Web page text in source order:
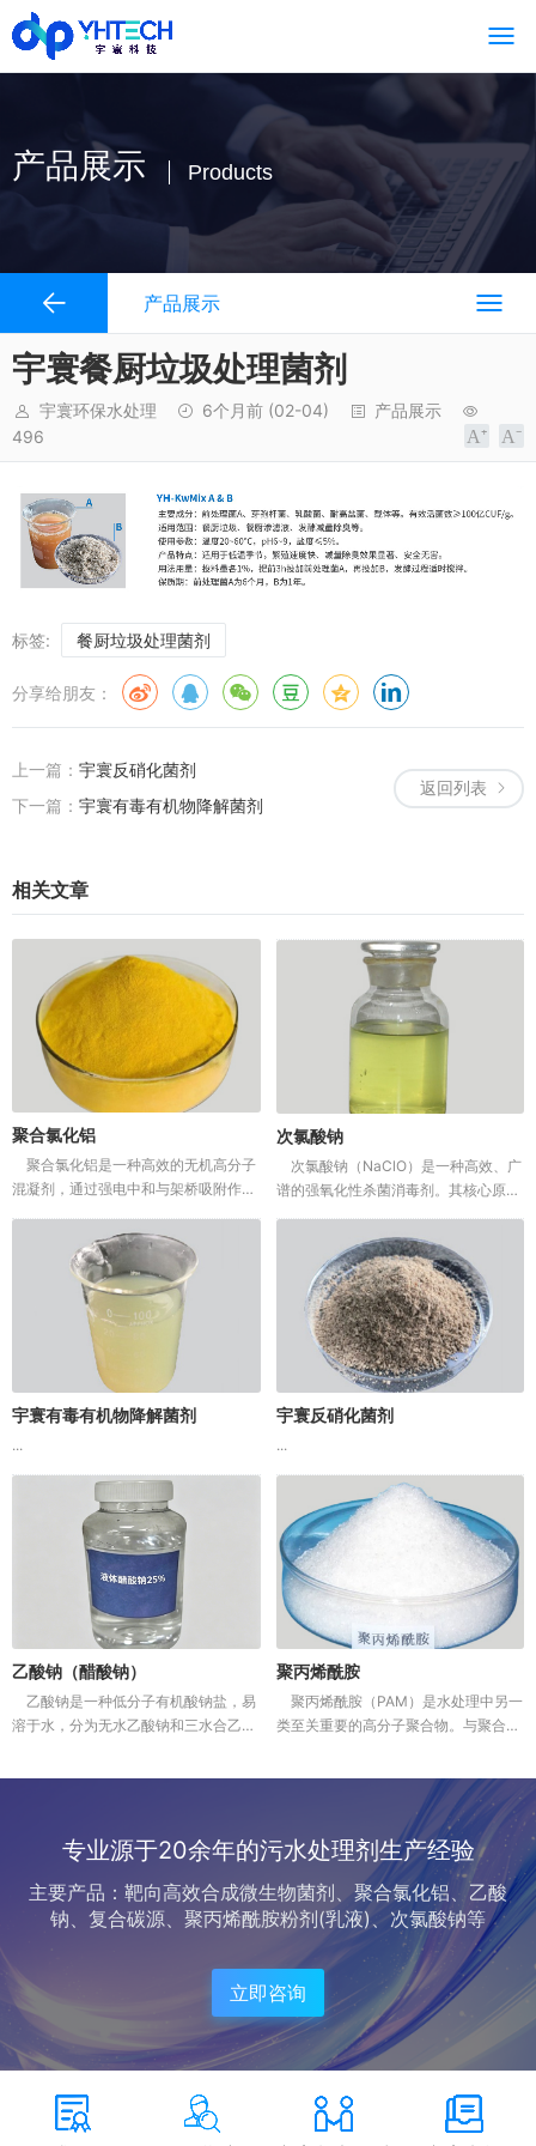
产品展示 Products
产品展示
宇寰餐厨垃圾处理菌剂
宇寰环保水处理 6个月前 (02-04)
产品展示
496
标签: 餐厨垃圾处理菌剂
分享给朋友：
返回列表
上一篇： 宇寰反硝化菌剂
下一篇： 宇寰有毒有机物降解菌剂
相关文章
聚合氯化铝
聚合氯化铝是一种高效的无机高分子
混凝剂，通过强电中和与架桥吸附作
成大絮体，从而通过沉淀或过滤被去
除。它在饮用水净化、工业废水、城市
污水及污...
次氯酸钠
次氯酸钠（NaClO）是一种高效、广
谱的强氧化性杀菌消毒剂。其核心原理
是通过水解生成次氯酸，穿透微生物细
胞壁，破坏其酶系统导致死亡。在水处
理中，它主要用于饮用水消毒、污水
宇寰有毒有机物降解菌剂
...
宇寰反硝化菌剂
...
乙酸钠（醋酸钠）
乙酸钠是一种低分子有机酸钠盐，易
溶于水，分为无水乙酸钠和三水合乙酸
聚丙烯酰胺
聚丙烯酰胺（PAM）是水处理中另一
类至关重要的高分子聚合物。与聚合氯
超长的分子链所产生的强大“吸附架...
专业源于20余年的污水处理剂生产经验
主要产品：靶向高效合成微生物菌剂、聚合氯化铝、乙酸
钠、复合碳源、聚丙烯酰胺粉剂(乳液)、次氯酸钠等
立即咨询